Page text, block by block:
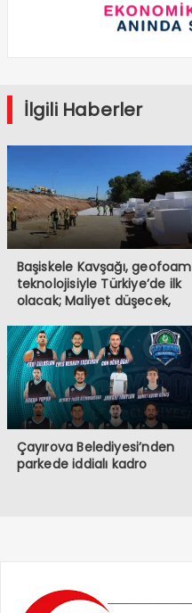
İlgili Haberler
Başiskele Kavşağı, geofoam
teknolojisiyle Türkiye’de ilk
olacak; Maliyet düşecek,
Çayırova Belediyesi’nden
parkede iddialı kadro